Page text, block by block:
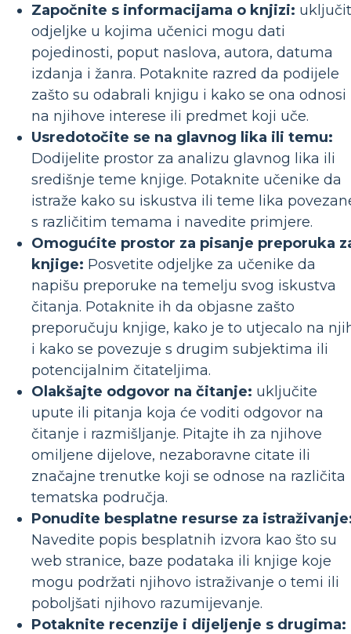
Započnite s informacijama o knjizi:
odjeljke u kojima učenici mogu dati
pojedinosti, poput naslova, autora, datuma
izdanja i žanra. Potaknite razred da podijele
zašto su odabrali knjigu i kako se ona odnosi
na njihove interese ili predmet koji uče.
Usredotočite se na glavnog lika ili temu:
Dodijelite prostor za analizu glavnog lika ili
središnje teme knjige. Potaknite učenike da
istraže kako su iskustva ili teme lika
s različitim temama i navedite primjere.
Omogućite prostor za pisanje preporuka
knjige: Posvetite odjeljke za učenike da
napišu preporuke na temelju svog iskustva
čitanja. Potaknite ih da objasne zašto
preporučuju knjige, kako je to utjecalo na
i kako se povezuje s drugim subjektima ili
potencijalnim čitateljima.
Olakšajte odgovor na čitanje: uključite
upute ili pitanja koja će voditi odgovor na
čitanje i razmišljanje. Pitajte ih za njihove
omiljene dijelove, nezaboravne citate ili
značajne trenutke koji se odnose na različita
tematska područja.
Ponudite besplatne resurse za
Navedite popis besplatnih izvora kao što su
web stranice, baze podataka ili knjige koje
mogu podržati njihovo istraživanje o temi ili
poboljšati njihovo razumijevanje.
Potaknite recenzije i dijeljenje s drugima: